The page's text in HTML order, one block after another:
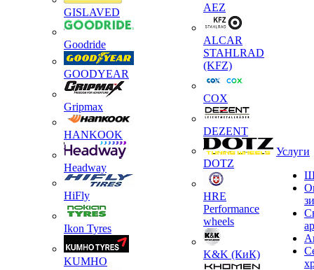
GISLAVED
Goodride
GOODYEAR
Gripmax
HANKOOK
Headway
HiFly
Ikon Tyres
KUMHO
AEZ
ALCAR
STAHLRAD
(KFZ)
COX
DEZENT
DOTZ
HRE
Performance
wheels
K&K (КиК)
Услуги